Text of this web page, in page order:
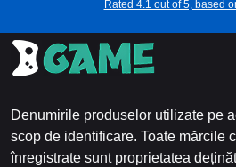
Rated 4.1 out of 5, based
Denumirile produselor utilizate pe
scop de identificare. Toate mărcile
înregistrate sunt proprietatea